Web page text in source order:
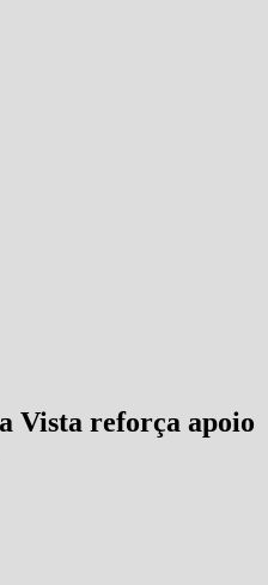
Vista reforça apoio